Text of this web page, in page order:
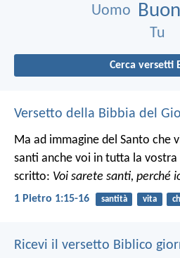
Uomo
Tu
Cerca versetti
Versetto della Bibbia del
Ma ad immagine del Santo che
santi anche voi in tutta la
scritto: Voi sarete santi, perché
1 Pietro 1:15-16 santità vita
Ricevi il versetto Biblico